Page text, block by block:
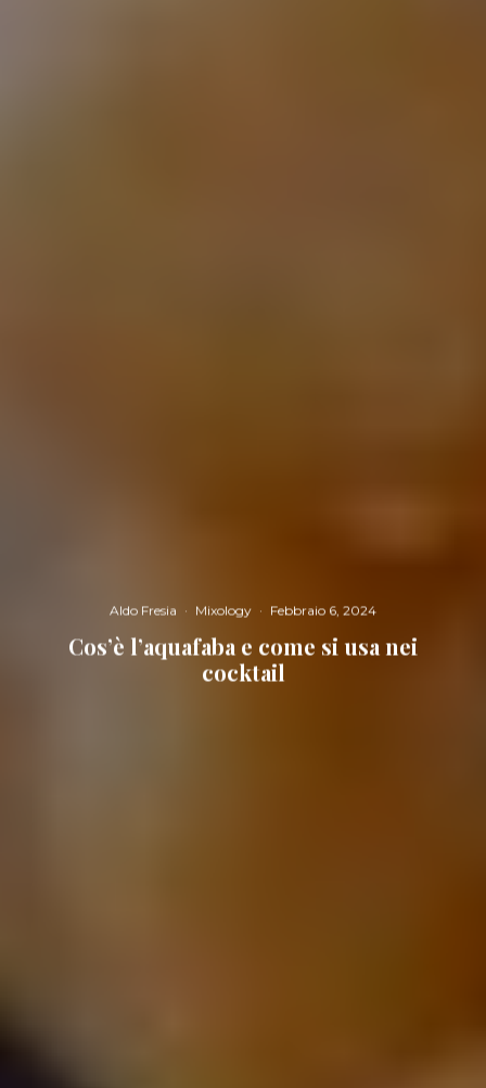
Aldo Fresia · Mixology · Febbraio 6, 2024
Cos’è l’aquafaba e come si usa nei
cocktail